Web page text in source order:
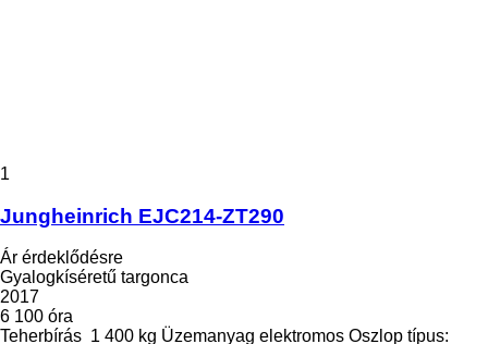
1
Jungheinrich EJC214-ZT290
Ár érdeklődésre
Gyalogkíséretű targonca
2017
6 100 óra
Teherbírás 1 400 kg Üzemanyag elektromos Oszlop típus: